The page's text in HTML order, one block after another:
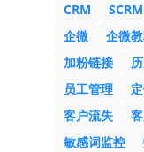
CRM SCRM
企微
企微
加粉链接
员工管理
客户流失
敏感词监控